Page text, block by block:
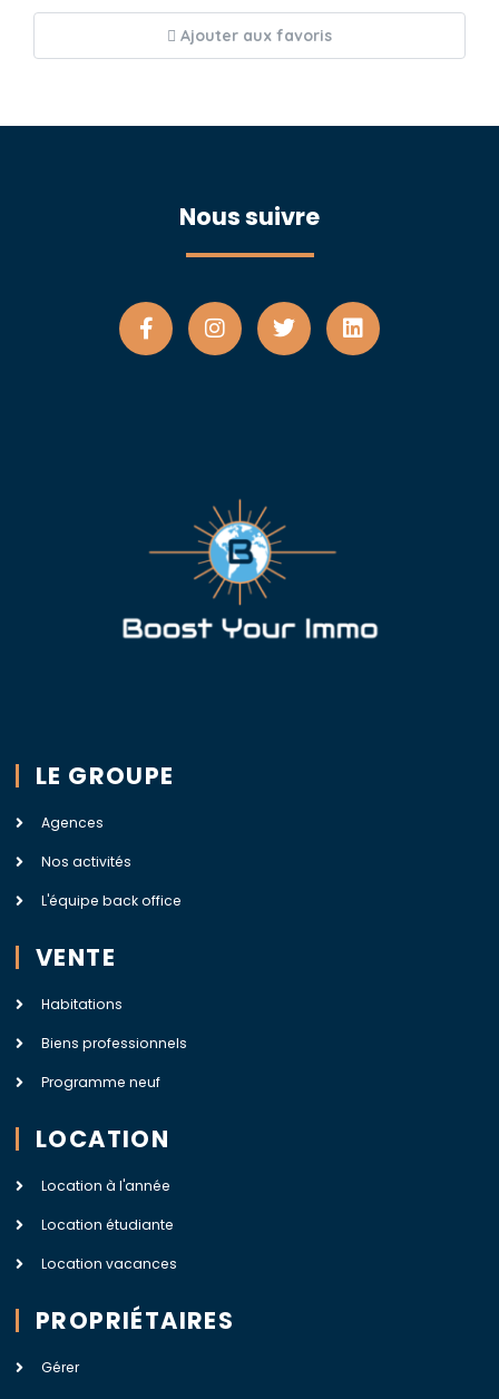
Ajouter aux favoris
Nous suivre
LE GROUPE
Agences
Nos activités
L'équipe back office
VENTE
Habitations
Biens professionnels
Programme neuf
LOCATION
Location à l'année
Location étudiante
Location vacances
PROPRIÉTAIRES
Gérer